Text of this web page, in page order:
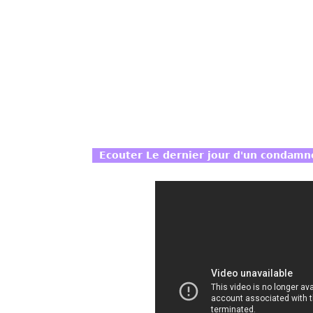
Ecouter Le dernier jour d'un